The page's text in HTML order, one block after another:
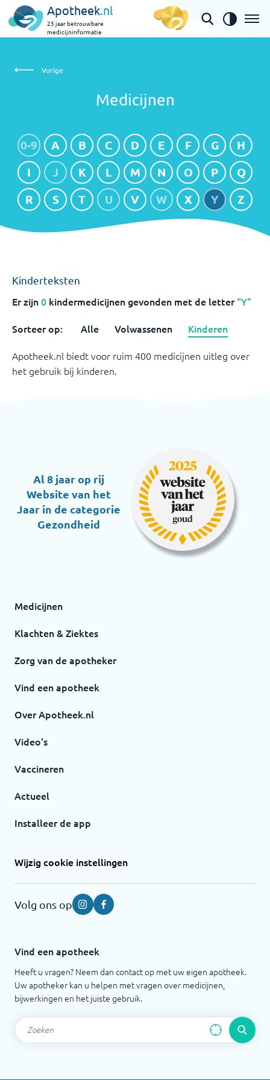
Apotheek.nl
25 jaar betrouwbare
medicijninformatie
Vorige
Medicijnen
0-9 A B C D E F G
H
I
J K L M N O P
Q
R
S T U V W X Y Z
Kinderteksten
Er zijn0 kindermedicijnengevonden met de letter"Y"
Sorteer op: Alle Volwassenen Kinderen
Apotheek.nl biedt voor ruim 400 medicijnen uitleg over
het gebruik bij kinderen.
Al 8 jaar op rij
Website van het
Jaar in de categorie
Gezondheid
Medicijnen
Klachten & Ziektes
Zorg van de apotheker
Vind een apotheek
Over Apotheek.nl
Video's
Vaccineren
Actueel
Installeer de app
Wijzig cookie instellingen
Volg ons op InstagramFacebook
Vind een apotheek
Heeft u vragen? Neem dan contact op met uw eigen apotheek.
Uw apotheker kan u helpen met vragen over medicijnen,
bijwerkingen en het juiste gebruik.